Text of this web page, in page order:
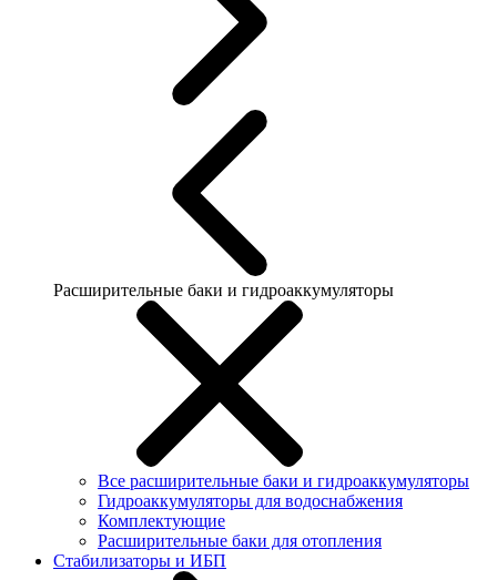
Расширительные баки и гидроаккумуляторы
Все расширительные баки и гидроаккумуляторы
Гидроаккумуляторы для водоснабжения
Комплектующие
Расширительные баки для отопления
Стабилизаторы и ИБП